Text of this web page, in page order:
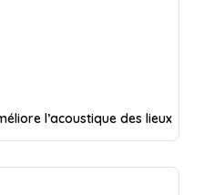
l’acoustique des lieux